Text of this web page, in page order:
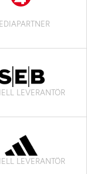
LEVERANTÖR
LEVERANTÖR